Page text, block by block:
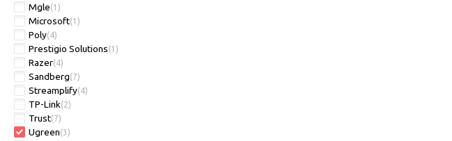
Mgle(1)
Microsoft(1)
Poly(4)
Prestigio Solutions(1)
Razer(4)
Sandberg(7)
Streamplify(4)
TP-Link(2)
Trust(7)
Ugreen(3)